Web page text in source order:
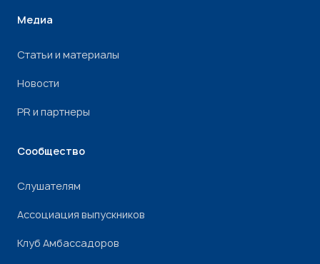
Медиа
Статьи и материалы
Новости
PR и партнеры
Сообщество
Слушателям
Ассоциация выпускников
Клуб Амбассадоров